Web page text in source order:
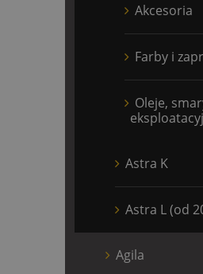
Akcesoria
Farby i
Oleje,
Astra K
Astra L (od
Agila